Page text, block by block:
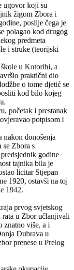
ugovor koji su
žigom Zbora i
poslije čega je
polagao kod drugog
predmeta
i struke (teorijski
u Kotoribi, a
praktični dio
o tome djetić se
kod bilo kojeg
početak i prestanak
potpisom i
nakon donošenja
se Zbora s
godine
tajnika bila je
licitar Stjepan
1920, ostavši na toj
1942.
prvog svjetskog
rata u Zbor učlanjivali
znatno više, a i
Dubrava u
prenese u Prelog